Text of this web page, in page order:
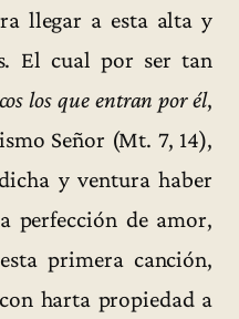
llegar a esta alta y
El cual por ser tan
los que entran por él,
Señor (Mt. 7, 14),
y ventura haber
perfección de amor,
primera canción,
harta propiedad a